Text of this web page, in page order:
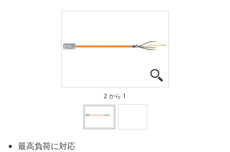
2 から 1
最高負荷に対応